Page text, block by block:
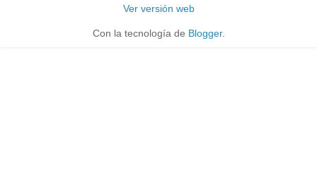
Ver versión web
Con la tecnología de Blogger.